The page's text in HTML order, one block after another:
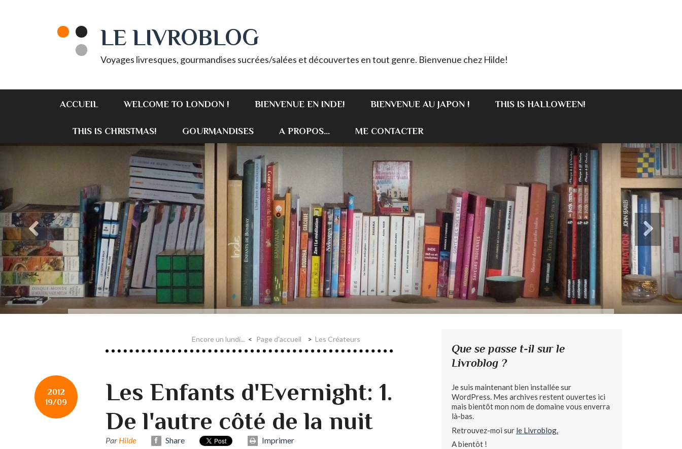
LE LIVROBLOG
Voyages livresques, gourmandises sucrées/salées et découvertes en tout genre. Bienvenue chez Hilde!
ACCUEIL WELCOME TO LONDON ! BIENVENUE EN INDE! BIENVENUE AU JAPON ! THIS IS HALLOWEEN!
THIS IS CHRISTMAS! GOURMANDISES A PROPOS... ME CONTACTER
Encore un lundi... Page d'accueil Les Créateurs
2012
19/09
Les Enfants d'Evernight: 1.
De l'autre côté de la nuit
Par Hilde Share Imprimer
Que se passe t-il sur le
Livroblog ?
Je suis maintenant bien installée sur
WordPress. Mes archives restent ouvertes ici
mais bientôt mon nom de domaine vous enverra
là-bas.
Retrouvez-moi sur le Livroblog.
A bientôt !